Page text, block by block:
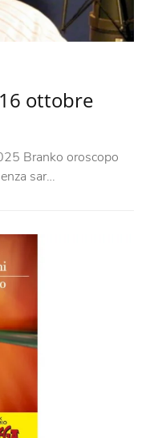
ottobre
Branko oroscopo
sar…